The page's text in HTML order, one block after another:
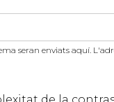
seran enviats aquí.